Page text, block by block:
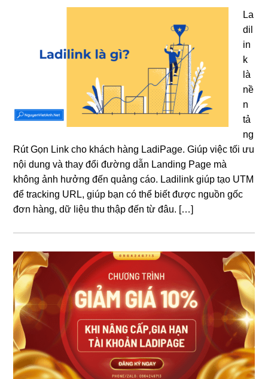
La
dil
in
k
là
nề
n
tả
ng
Rút Gọn Link cho khách hàng LadiPage. Giúp việc tối ưu
nội dung và thay đổi đường dẫn Landing Page mà
không ảnh hưởng đến quảng cáo. Ladilink giúp tạo UTM
để tracking URL, giúp bạn có thể biết được nguồn gốc
đơn hàng, dữ liệu thu thập đến từ đâu. […]
Sidebar
chính